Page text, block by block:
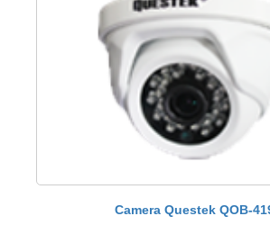
Camera Questek QOB-